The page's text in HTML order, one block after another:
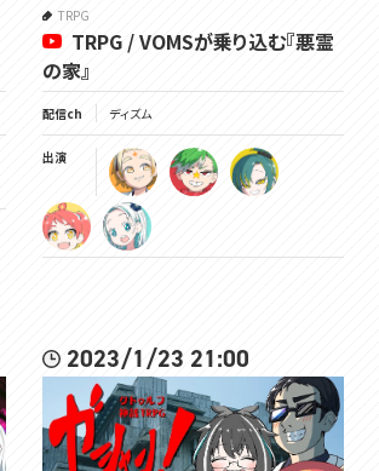
TRPG
TRPG / VOMSが乗り込む『悪霊
の家』
配信ch ディズム
出演
2023/1/23 21:00